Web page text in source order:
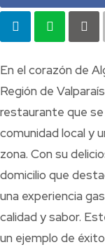
En el corazón de
Región de
restaurante que se
comunidad local y
zona. Con su
domicilio que
una experiencia
calidad y sabor.
un ejemplo de